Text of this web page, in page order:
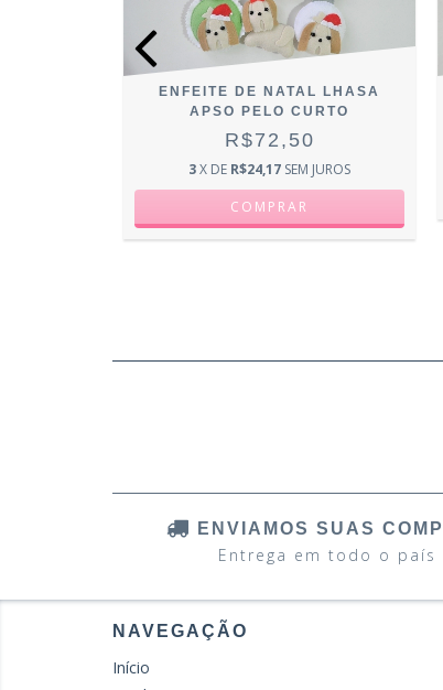
ENFEITE DE NATAL LHASA
APSO PELO CURTO
R$72,50
3X DE R$24,17 SEM JUROS
ENVIAMOS SUAS
Entrega em todo o país
NAVEGAÇÃO
Início